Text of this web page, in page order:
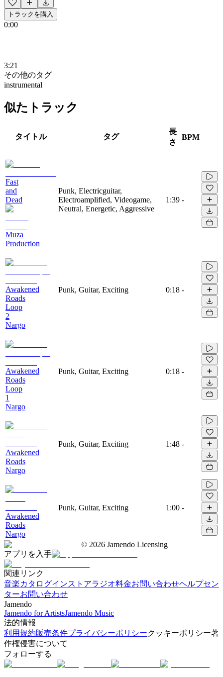
トラックを購入
0:00
3:21
その他のタグ
instrumental
似たトラック
タイトル タグ
長
さ
BPM
Fast
and
Dead
Muza
Production
Punk, Electricguitar,
Electroamplified, Videogame,
Neutral, Energetic, Aggressive
1:39 -
Awakened
Roads
Loop
2
Nargo
Punk, Guitar, Exciting 0:18 -
Awakened
Roads
Loop
1
Nargo
Punk, Guitar, Exciting 0:18 -
Awakened
Roads
Nargo
Punk, Guitar, Exciting 1:48 -
Awakened
Roads
Nargo
Punk, Guitar, Exciting 1:00 -
© 2026 Jamendo Licensing
アプリを入手
関連リンク
音楽カタログインストアラジオ料金お問い合わせヘルプセン
ターお問い合わせ
Jamendo
Jamendo for ArtistsJamendo Music
法的情報
利用規約販売条件プライバシーポリシークッキーポリシー著
作権侵害について
フォローする